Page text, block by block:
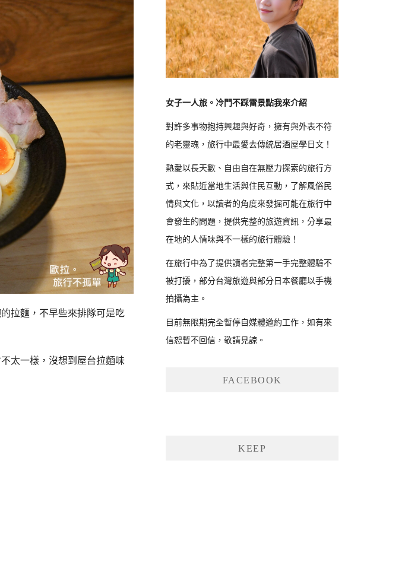
拉麵，不早些來排隊可是吃
太一樣，沒想到屋台拉麵味
女子一人旅。冷門不踩雷景點我來介紹
對許多事物抱持興趣與好奇，擁有與外表不符
的老靈魂，旅行中最愛去傳統居酒屋學日文！
熱愛以長天數、自由自在無壓力探索的旅行方
式，來貼近當地生活與住民互動，了解風俗民
情與文化，以讀者的角度來發掘可能在旅行中
會發生的問題，提供完整的旅遊資訊，分享最
在地的人情味與不一樣的旅行體驗！
在旅行中為了提供讀者完整第一手完整體驗不
被打擾，部分台灣旅遊與部分日本餐廳以手機
拍攝為主。
目前無限期完全暫停自媒體邀約工作，如有來
信恕暫不回信，敬請見諒。
FACEBOOK
KEEP